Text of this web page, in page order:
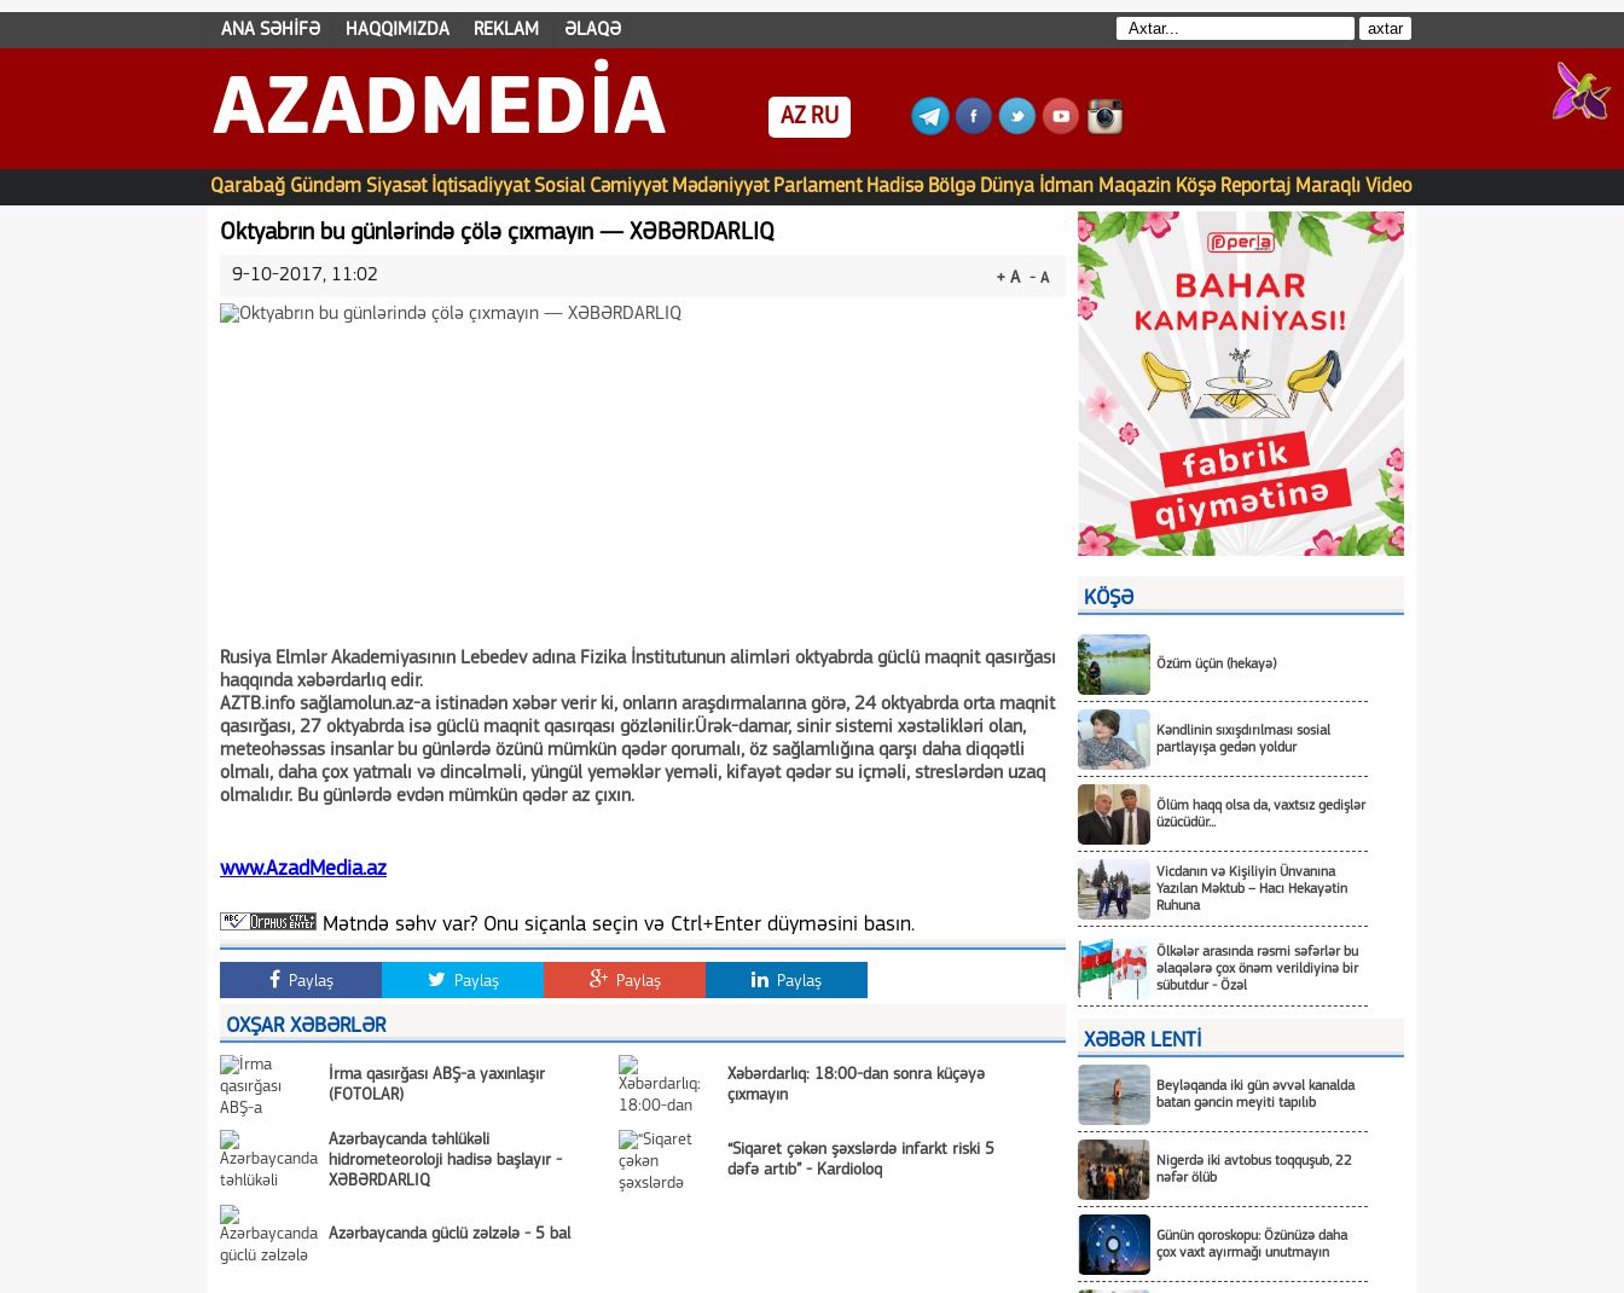
ANA SƏHİFƏ HAQQIMIZDA REKLAM ƏLAQƏ
AZADMEDIA AZ RU
Qarabağ Gündəm Siyasət İqtisadiyyat Sosial Cəmiyyət Mədəniyyət Parlament Hadisə Bölgə Dünya İdman Maqazin Köşə Reportaj Maraqlı Video
Oktyabrın bu günlərində çölə çıxmayın — XƏBƏRDARLIQ
+ A - A
9-10-2017, 11:02
Rusiya Elmlər Akademiyasının Lebedev adına Fizika İnstitutunun alimləri oktyabrda güclü maqnit qasırğası
haqqında xəbərdarlıq edir.
AZTB.info sağlamolun.az-a istinadən xəbər verir ki, onların araşdırmalarına görə, 24 oktyabrda orta maqnit
qasırğası, 27 oktyabrda isə güclü maqnit qasırqası gözlənilir.Ürək-damar, sinir sistemi xəstəlikləri olan,
meteohəssas insanlar bu günlərdə özünü mümkün qədər qorumalı, öz sağlamlığına qarşı daha diqqətli
olmalı, daha çox yatmalı və dincəlməli, yüngül yeməklər yeməli, kifayət qədər su içməli, streslərdən uzaq
olmalıdır. Bu günlərdə evdən mümkün qədər az çıxın.
www.AzadMedia.az
Mətndə səhv var? Onu siçanla seçin və Ctrl+Enter düyməsini basın.
Paylaş Paylaş Paylaş Paylaş
OXŞAR XƏBƏRLƏR
İrma qasırğası ABŞ-a yaxınlaşır
(FOTOLAR)
Xəbərdarlıq: 18:00-dan sonra küçəyə
çıxmayın
Azərbaycanda təhlükəli
hidrometeoroloji hadisə başlayır -
XƏBƏRDARLIQ
“Siqaret çəkən şəxslərdə infarkt riski 5
dəfə artıb” - Kardioloq
Azərbaycanda güclü zəlzələ - 5 bal
KÖŞƏ
Özüm üçün (hekayə)
Kəndlinin sıxışdırılması sosial
partlayışa gedən yoldur
Ölüm haqq olsa da, vaxtsız gedişlər
üzücüdür...
Vicdanın və Kişiliyin Ünvanına
Yazılan Məktub – Hacı Hekayətin
Ruhuna
Ölkələr arasında rəsmi səfərlər bu
əlaqələrə çox önəm verildiyinə bir
sübutdur - Özəl
XƏBƏR LENTİ
Beyləqanda iki gün əvvəl kanalda
batan gəncin meyiti tapılıb
Nigerdə iki avtobus toqquşub, 22
nəfər ölüb
Günün qoroskopu: Özünüzə daha
çox vaxt ayırmağı unutmayın